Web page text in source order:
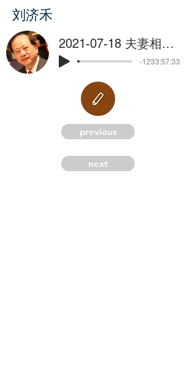
M
G
刘济禾
2021-07-18 夫妻相處之道（一）- 劉濟禾牧師
-1233:57:33
previous
next